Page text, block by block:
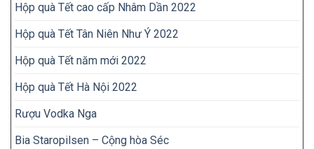
Hộp quà Tết cao cấp Nhâm Dần 2022
Hộp quà Tết Tân Niên Như Ý 2022
Hộp quà Tết năm mới 2022
Hộp quà Tết Hà Nội 2022
Rượu Vodka Nga
Bia Staropilsen – Cộng hòa Séc